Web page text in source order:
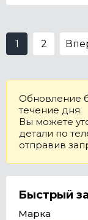
1 2
Обновление
течение дня.
Вы можете
детали по
отправив
Быстрый
Марка